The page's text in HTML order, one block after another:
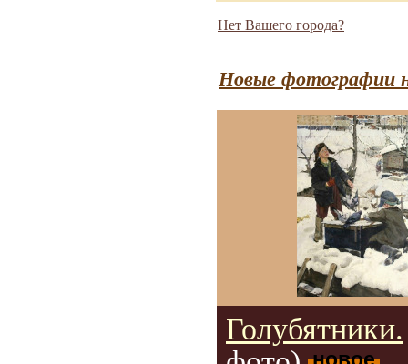
Нет Вашего города?
Новые фотографии
Голубятники.